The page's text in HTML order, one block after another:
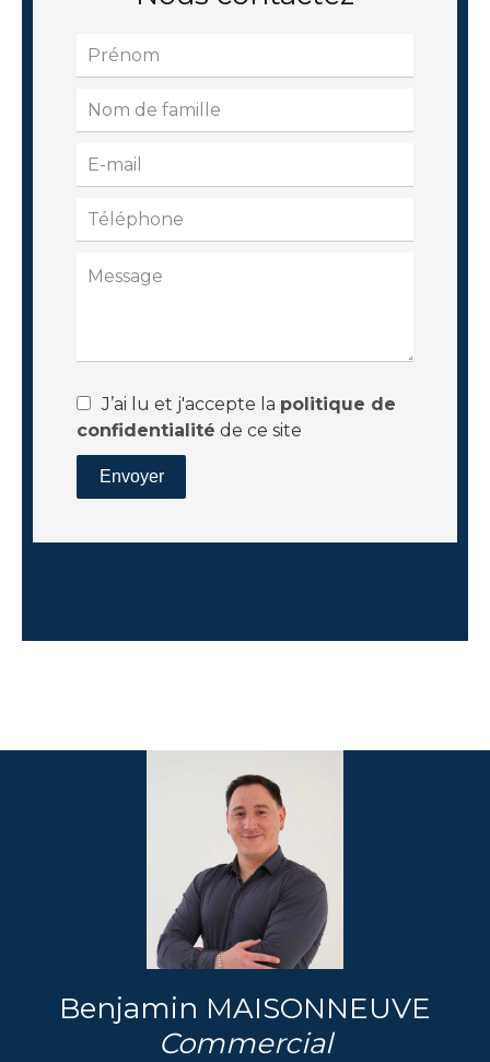
J’ai lu et j'accepte la politique de
confidentialité de ce site
Envoyer
Benjamin MAISONNEUVE
Commercial